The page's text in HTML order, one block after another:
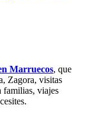
Marruecos, que
Zagora, visitas
familias, viajes